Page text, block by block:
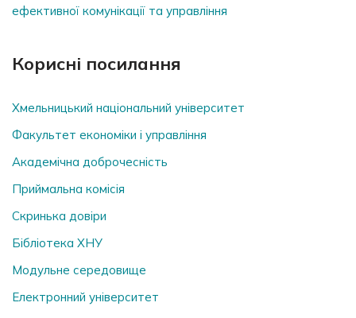
ефективної комунікації та управління
Корисні посилання
Хмельницький національний університет
Факультет економіки і управління
Академічна доброчесність
Приймальна комісія
Скринька довiри
Бібліотека ХНУ
Модульне середовище
Електронний університет